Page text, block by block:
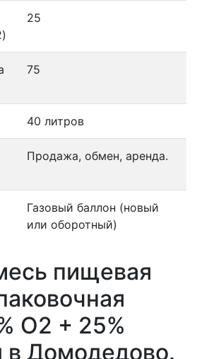
25
75
40 литров
Продажа, обмен, аренда.
Газовый баллон (новый
или оборотный)
пищевая
O2 + 25%
в Домодедово.